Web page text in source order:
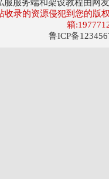
服服务端和架设教程由网
收录的资源侵犯到您的版
箱
鲁ICP备